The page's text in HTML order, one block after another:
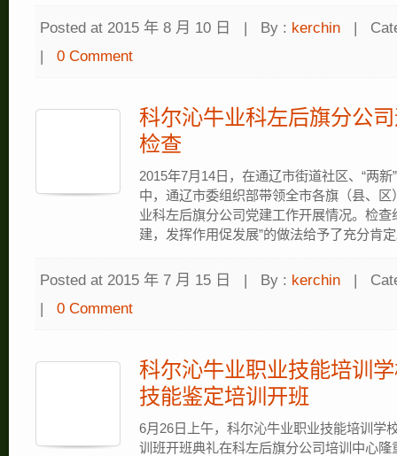
Posted at 2015 年 8 月 10 日 | By : kerchin |
|
0 Comment
科尔沁牛业科左后旗分公
检查
2015年7月14日，在通辽市街道社区、“两
中，通辽市委组织部带领全市各旗（县、
业科左后旗分公司党建工作开展情况。检
建，发挥作用促发展”的做法给予了充分肯
Posted at 2015 年 7 月 15 日 | By : kerchin |
|
0 Comment
科尔沁牛业职业技能培训
技能鉴定培训开班
6月26日上午，科尔沁牛业职业技能培训学
训班开班典礼在科左后旗分公司培训中心